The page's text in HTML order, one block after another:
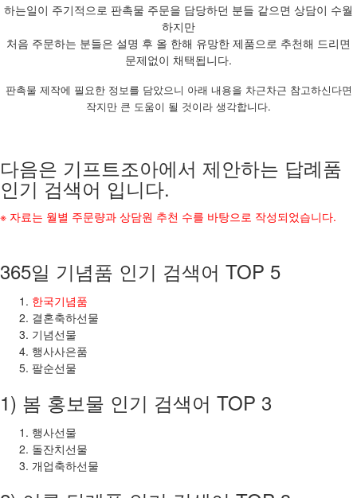
하는일이 주기적으로 판촉물 주문을 담당하던 분들 같으면 상담이 수월
하지만
처음 주문하는 분들은 설명 후 올 한해 유망한 제품으로 추천해 드리면
문제없이 채택됩니다.
판촉물 제작에 필요한 정보를 담았으니 아래 내용을 차근차근 참고하신다면
작지만 큰 도움이 될 것이라 생각합니다.
다음은 기프트조아에서 제안하는 답례품
인기 검색어 입니다.
※ 자료는 월별 주문량과 상담원 추천 수를 바탕으로 작성되었습니다.
365일 기념품 인기 검색어 TOP 5
한국기념품
결혼축하선물
기념선물
행사사은품
팔순선물
1) 봄 홍보물 인기 검색어 TOP 3
행사선물
돌잔치선물
개업축하선물